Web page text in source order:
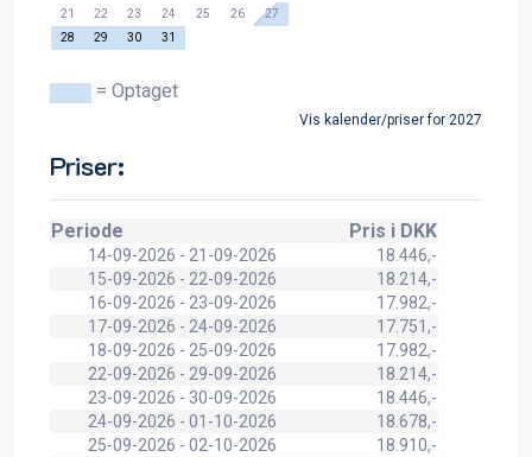
21
22 23 24 25 26
27
28
29 30 31
= Optaget
Vis kalender/priser for 2027
Priser:
Periode Pris i DKK
14-09-2026 - 21-09-2026
18.446,-
15-09-2026 - 22-09-2026
18.214,-
16-09-2026 - 23-09-2026
17.982,-
17-09-2026 - 24-09-2026
17.751,-
18-09-2026 - 25-09-2026
17.982,-
22-09-2026 - 29-09-2026
18.214,-
23-09-2026 - 30-09-2026
18.446,-
24-09-2026 - 01-10-2026
18.678,-
25-09-2026 - 02-10-2026
18.910,-